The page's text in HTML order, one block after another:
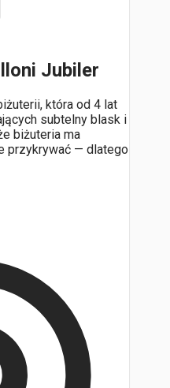
Jubiler
która od 4 lat
subtelny blask i
biżuteria ma
przykrywać — dlatego